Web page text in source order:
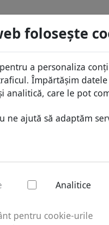
foloseşte
a personaliza
Împărtășim
analitică, care le pot
ne ajută să adaptăm
Analitice
pentru cookie-urile
domeniilor
de preţuri
Caută